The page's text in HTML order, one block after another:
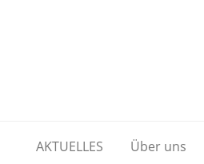
AKTUELLES Über uns